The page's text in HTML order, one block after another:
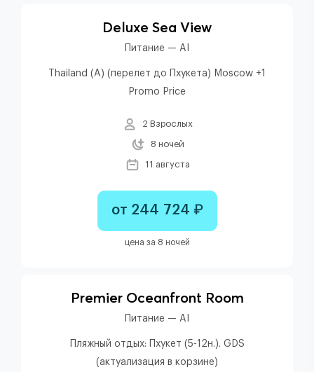
Deluxe Sea View
Питание — AI
Thailand (A) (перелет до Пхукета) Moscow +1
Promo Price
2 Взрослых
8 ночей
11 августа
от 244 724 ₽
цена за 8 ночей
Premier Oceanfront Room
Питание — AI
Пляжный отдых: Пхукет (5-12н.). GDS
(актуализация в корзине)